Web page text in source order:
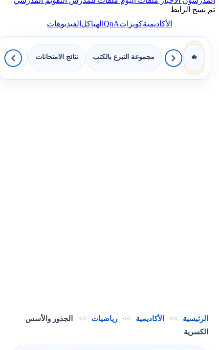
تم نسخ الرابط
الأكاديميةكويزاتQnAالهياكلالفيديوهات
🔥 مجموعة التبرع بالكتب نتائج الامتحانات
الرئيسية >> الأكاديمية >> رياضيات >>
الجذور والأسس
الكسرية